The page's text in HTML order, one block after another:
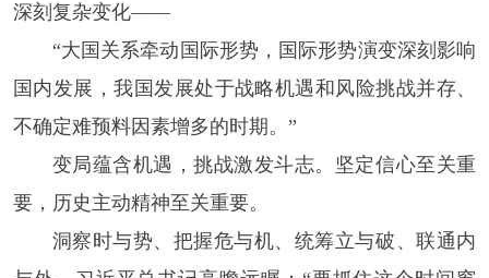
深刻复杂变化——
“大国关系牵动国际形势，国际形势演变深刻影响
国内发展，我国发展处于战略机遇和风险挑战并存、
不确定难预料因素增多的时期。”
变局蕴含机遇，挑战激发斗志。坚定信心至关重
要，历史主动精神至关重要。
洞察时与势、把握危与机、统筹立与破、联通内